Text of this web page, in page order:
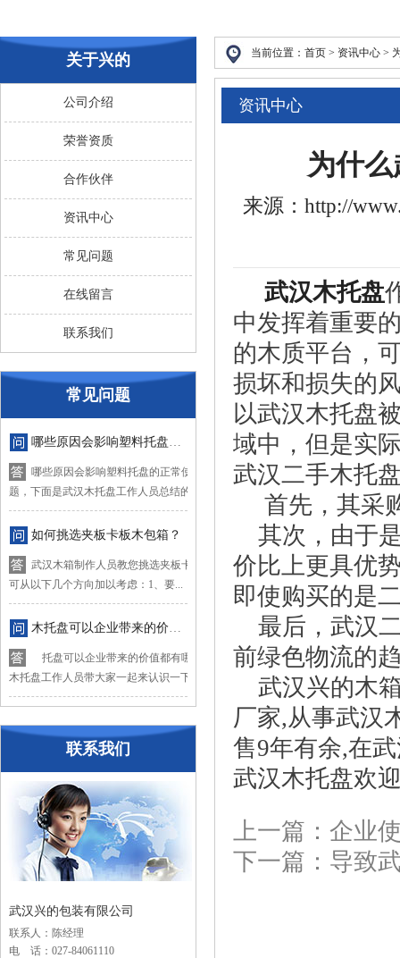
关于兴的
公司介绍
荣誉资质
合作伙伴
资讯中心
常见问题
在线留言
联系我们
常见问题
哪些原因会影响塑料托盘的正常使用？
哪些原因会影响塑料托盘的正常使用？对于这个问
题，下面是武汉木托盘工作人员总结的四...
如何挑选夹板卡板木包箱？
武汉木箱制作人员教您挑选夹板卡板木箱，挑选时
可从以下几个方向加以考虑：1、要...
木托盘可以企业带来的价值都有哪些？
托盘可以企业带来的价值都有哪些？下面让武汉
木托盘工作人员带大家一起来认识一下木...
联系我们
武汉兴的包装有限公司
联系人：陈经理
电 话：027-84061110
当前位置： 首页 > 资讯中心 >
资讯中心
为什
来源：http://
武汉木托盘
中发挥着重要
的木质平台，
损坏和损失的
以武汉木托盘
域中，但是实
武汉二手木托
首先，其采
其次，由于
价比上更具优
即使购买的是
最后，武汉
前绿色物流的
武汉兴的木
厂家,从事武汉
售9年有余,在
武汉木托盘欢
上一篇：企业
下一篇：导致